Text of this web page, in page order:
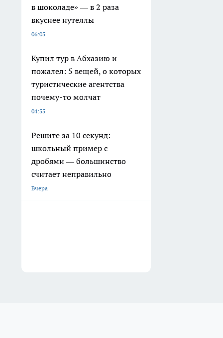
в шоколаде» — в 2 раза
вкуснее нутеллы
06:05
Купил тур в Абхазию и
пожалел: 5 вещей, о которых
туристические агентства
почему-то молчат
04:55
Решите за 10 секунд:
школьный пример с
дробями — большинство
считает неправильно
Вчера